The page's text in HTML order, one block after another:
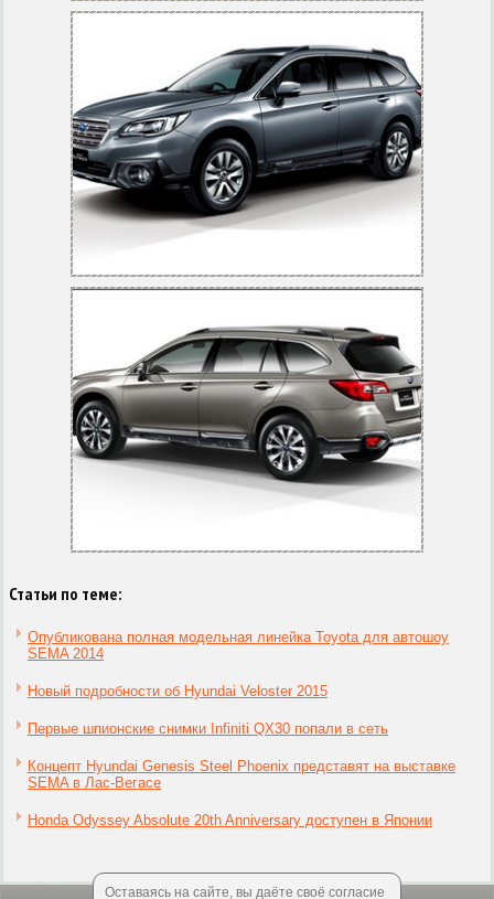
Статьи по теме:
Опубликована полная модельная линейка Toyota для автошоу
SEMA 2014
Новый подробности об Hyundai Veloster 2015
Первые шпионские снимки Infiniti QX30 попали в сеть
Концепт Hyundai Genesis Steel Phoenix представят на выставке
SEMA в Лас-Вегасе
Honda Odyssey Absolute 20th Anniversary доступен в Японии
Оставаясь на сайте, вы даёте своё согласие